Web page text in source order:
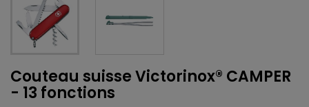
Couteau suisse Victorinox® CAMPER
- 13 fonctions